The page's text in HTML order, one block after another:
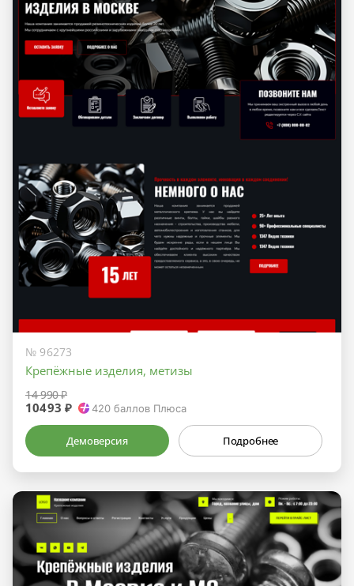
№ 96273
Крепёжные изделия, метизы
14 990 ₽
10493 ₽ 420 баллов Плюса
Демоверсия Подробнее